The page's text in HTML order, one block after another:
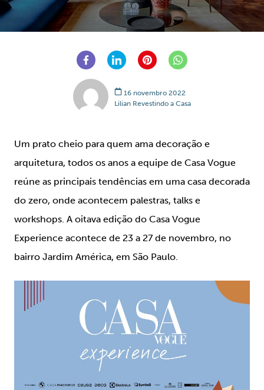
16 novembro 2022
Lilian Revestindo a Casa
Um prato cheio para quem ama decoração e
arquitetura, todos os anos a equipe de Casa Vogue
reúne as principais tendências em uma casa decorada
do zero, onde acontecem palestras, talks e
workshops. A oitava edição do Casa Vogue
Experience acontece de 23 a 27 de novembro, no
bairro Jardim América, em São Paulo.